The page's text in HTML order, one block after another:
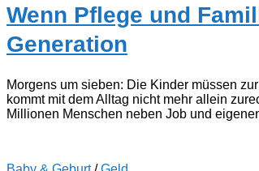
Wenn Pflege und
Generation
Morgens um sieben: Die Kinder müssen
kommt mit dem Alltag nicht mehr allein
Millionen Menschen neben Job und